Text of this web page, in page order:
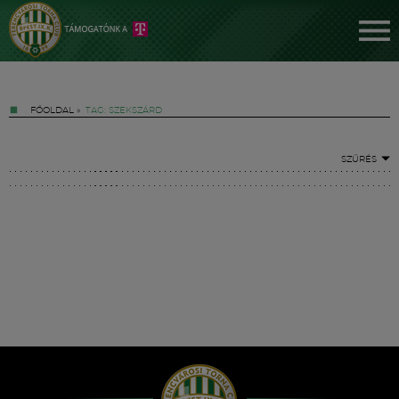
FŐOLDAL » TAG: SZEKSZÁRD
SZŰRÉS
Hírek